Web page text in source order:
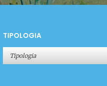
TIPOLOGIA
Tipologia